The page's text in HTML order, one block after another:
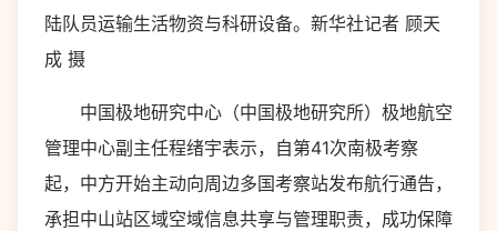
陆队员运输生活物资与科研设备。新华社记者 顾天
成 摄
中国极地研究中心（中国极地研究所）极地航空
管理中心副主任程绪宇表示，自第41次南极考察
起，中方开始主动向周边多国考察站发布航行通告，
承担中山站区域空域信息共享与管理职责，成功保障